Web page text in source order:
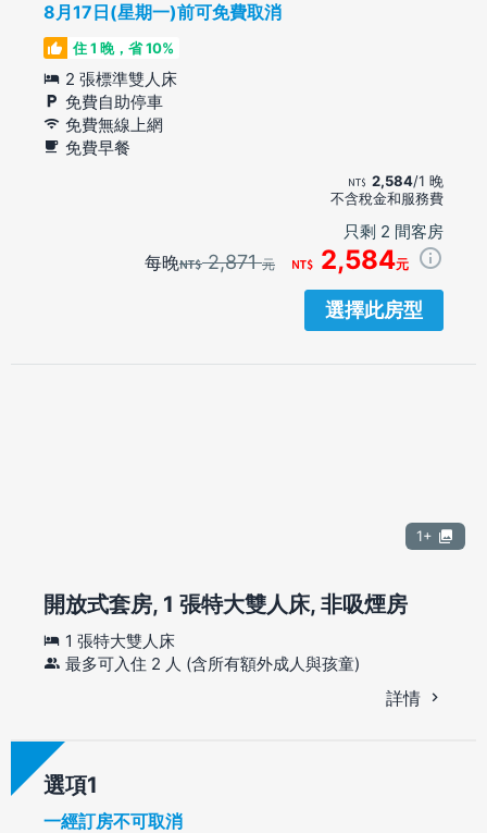
8月17日(星期一)前可免費取消
住 1 晚，省 10%
2 張標準雙人床
免費自助停車
免費無線上網
免費早餐
2,584/1 晚
不含稅金和服務費
只剩 2 間客房
每晚 2,871元 2,584元
選擇此房型
1+
開放式套房, 1 張特大雙人床, 非吸煙房
1 張特大雙人床
最多可入住 2 人 (含所有額外成人與孩童)
詳情
選項
一經訂房不可取消